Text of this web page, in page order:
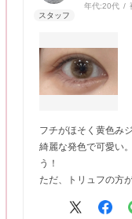
年代:20代
フチがほそく黄色み
綺麗な発色で可愛い
う！
ただ、トリュフの方